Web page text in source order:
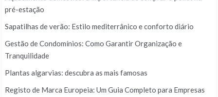
pré-estação
Sapatilhas de verão: Estilo mediterrânico e conforto diário
Gestão de Condomínios: Como Garantir Organização e
Tranquilidade
Plantas algarvias: descubra as mais famosas
Registo de Marca Europeia: Um Guia Completo para Empresas